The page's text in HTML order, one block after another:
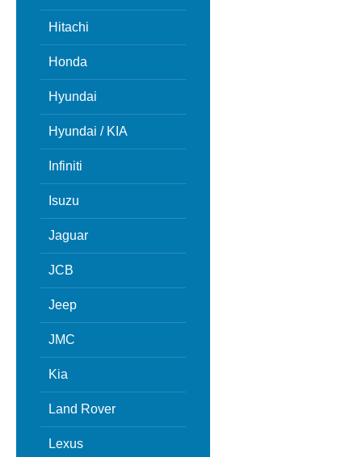
Hitachi
Honda
Hyundai
Hyundai / KIA
Infiniti
Isuzu
Jaguar
JCB
Jeep
JMC
Kia
Land Rover
Lexus